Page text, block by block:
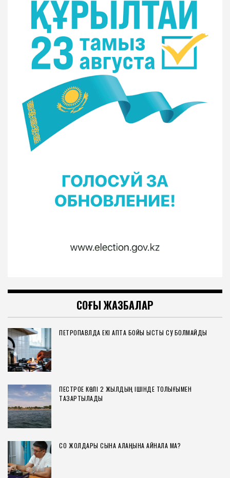
СОҢҒЫ ЖАЗБАЛАР
ПЕТРОПАВЛДА ЕКІ АПТА БОЙЫ ЫСТЫҚ СУ БОЛМАЙДЫ
ПЕСТРОЕ КӨЛІ 2 ЖЫЛДЫҢ ІШІНДЕ ТОЛЫҒЫМЕН
ТАЗАРТЫЛАДЫ
СҚО ЖОЛДАРЫ СЫНАҚ АЛАҢЫНА АЙНАЛА МА?